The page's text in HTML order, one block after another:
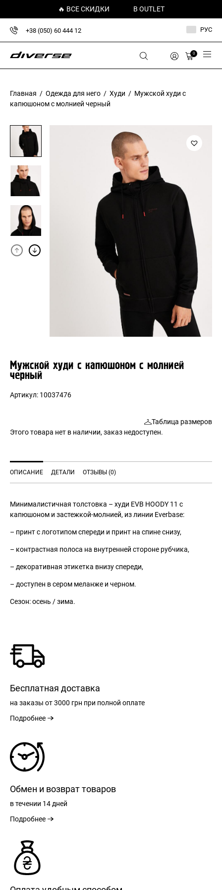
🔥 ВСЕ СКИДКИ В OUTLET
+38 (050) 60 444 12 РУС
0
Главная / Одежда для него / Худи / Мужской худи с
капюшоном с молнией черный
Мужской худи с капюшоном с молнией
черный
Артикул: 10037476
Таблица размеров
Этого товара нет в наличии, заказ недоступен.
ОПИСАНИЕ ДЕТАЛИ ОТЗЫВЫ (0)
Минималистичная толстовка – худи EVB HOODY 11 с
капюшоном и застежкой-молнией, из линии Everbase:
– принт с логотипом спереди и принт на спине снизу,
– контрастная полоса на внутренней стороне рубчика,
– декоративная этикетка внизу спереди,
– доступен в сером меланже и черном.
Сезон: осень / зима.
Бесплатная доставка
на заказы от 3000 грн при полной оплате
Подробнее
Обмен и возврат товаров
в течении 14 дней
Подробнее